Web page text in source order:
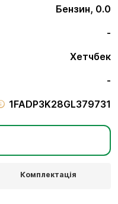
Бензин, 0.0
-
Хетчбек
-
1FADP3K28GL379731
Комплектація